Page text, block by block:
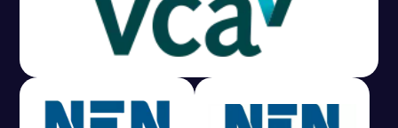
M
Gratis offerte in 24 uur
Geen lekkage? Geen betaling.
Vast tarief van € 395,- exc btw.